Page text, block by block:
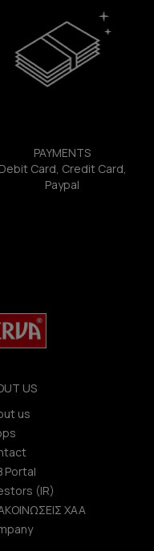
PAYMENTS
Debit Card, Credit Card,
Paypal
US
us
Portal
(IR)
ΧΑΑ